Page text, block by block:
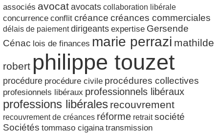
associés avocatavocats collaboration libérale
concurrence conflit créance créances commerciales
délais de paiement dirigeants expertise Gersende
Cénac lois de finances marie perrazi mathilde
robert philippe touzet
procédure procédure civile procédures collectives
profesionnels libéraux professionnels libéraux
professions libérales recouvrement
recouvrement de créances réforme retrait société
Sociétés tommaso cigaina transmission